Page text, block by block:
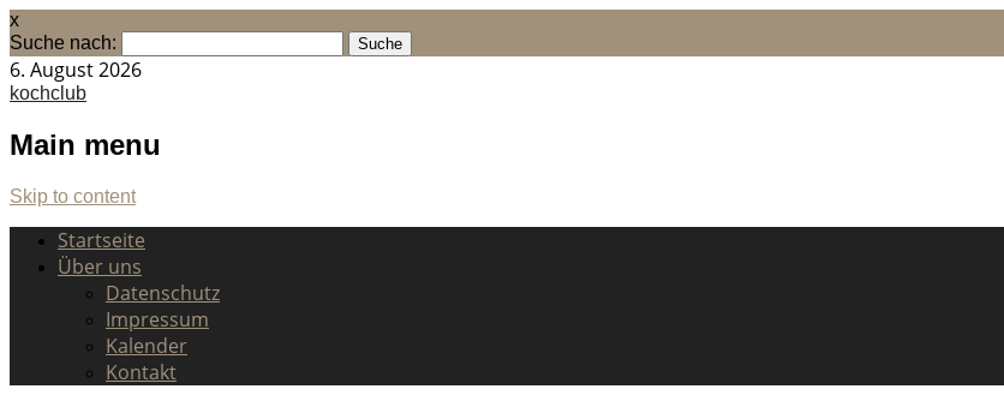
x
Suche nach:
6. August 2026
kochclub
Main menu
Skip to content
Startseite
Über uns
Datenschutz
Impressum
Kalender
Kontakt